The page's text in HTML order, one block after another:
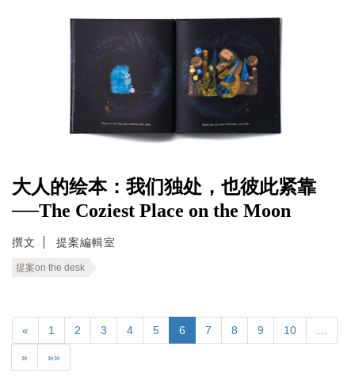
大人的绘本：我们独处，也彼此紧靠
──The Coziest Place on the Moon
撰文 提案編輯室
提案on the desk
« 1 2 3 4 5 6 7 8 9 10
» »»